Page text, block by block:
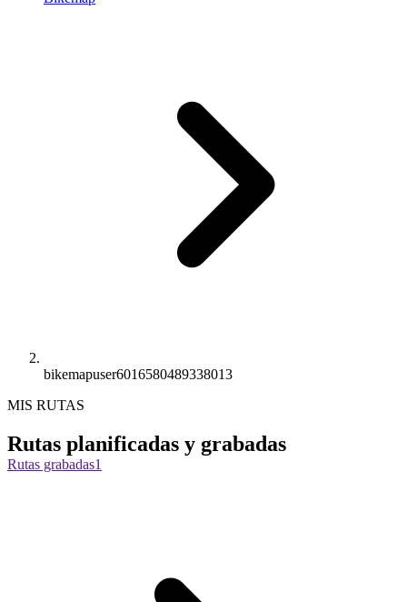
bikemapuser6016580489338013
MIS RUTAS
Rutas planificadas y grabadas
Rutas grabadas1